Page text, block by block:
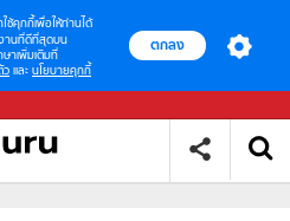
ใช้คุกกี้เพื่อให้ท่านได้
านที่ดีที่สุดบน
ษาเพิ่มเติมที่
ว และ นโยบายคุกกี้
ตกลง